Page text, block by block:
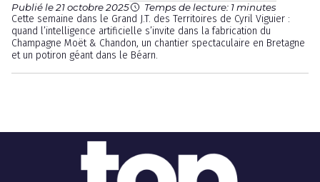
Publié le 21 octobre 2025 Temps de lecture: 1 minutes
Cette semaine dans le Grand J.T. des Territoires de Cyril Viguier :
quand l’intelligence artificielle s’invite dans la fabrication du
Champagne Moët & Chandon, un chantier spectaculaire en Bretagne
et un potiron géant dans le Béarn.